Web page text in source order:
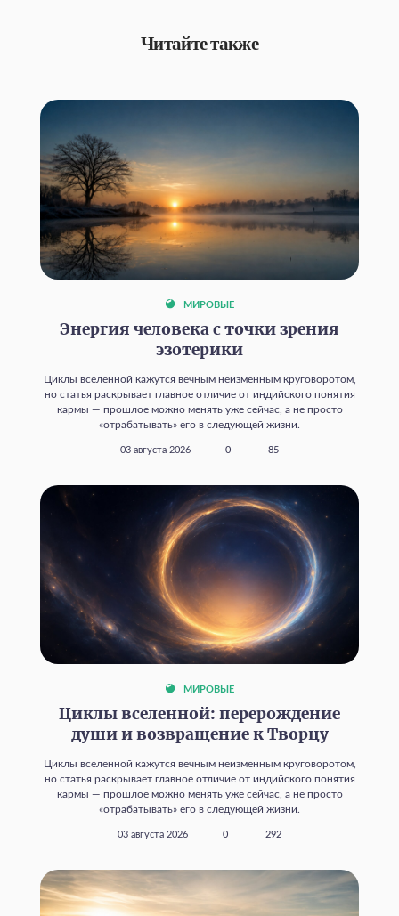
Читайте также
МИРОВЫЕ
Энергия человека с точки зрения
эзотерики
Циклы вселенной кажутся вечным неизменным круговоротом,
но статья раскрывает главное отличие от индийского понятия
кармы — прошлое можно менять уже сейчас, а не просто
«отрабатывать» его в следующей жизни.
03 августа 2026 0 85
МИРОВЫЕ
Циклы вселенной: перерождение
души и возвращение к Творцу
Циклы вселенной кажутся вечным неизменным круговоротом,
но статья раскрывает главное отличие от индийского понятия
кармы — прошлое можно менять уже сейчас, а не просто
«отрабатывать» его в следующей жизни.
03 августа 2026 0 292